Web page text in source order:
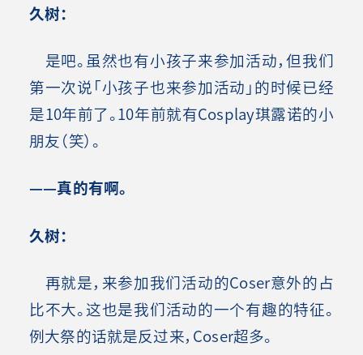
久树：
是吧。虽然也有小孩子来参加活动，但我们
第一次说「小孩子也来参加活动」的时候已经
是10年前了。10年前就有Cosplay琪露诺的小
朋友（笑）。
——真的有啊。
久树：
再就是，来参加我们活动的Coser意外的占
比不大。这也是我们活动的一个有趣的特征。
例大祭的话就是反过来，Coser超多。